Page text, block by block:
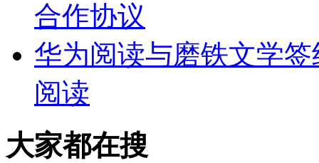
合作协议
华为阅读与磨铁文学
阅读
大家都在搜